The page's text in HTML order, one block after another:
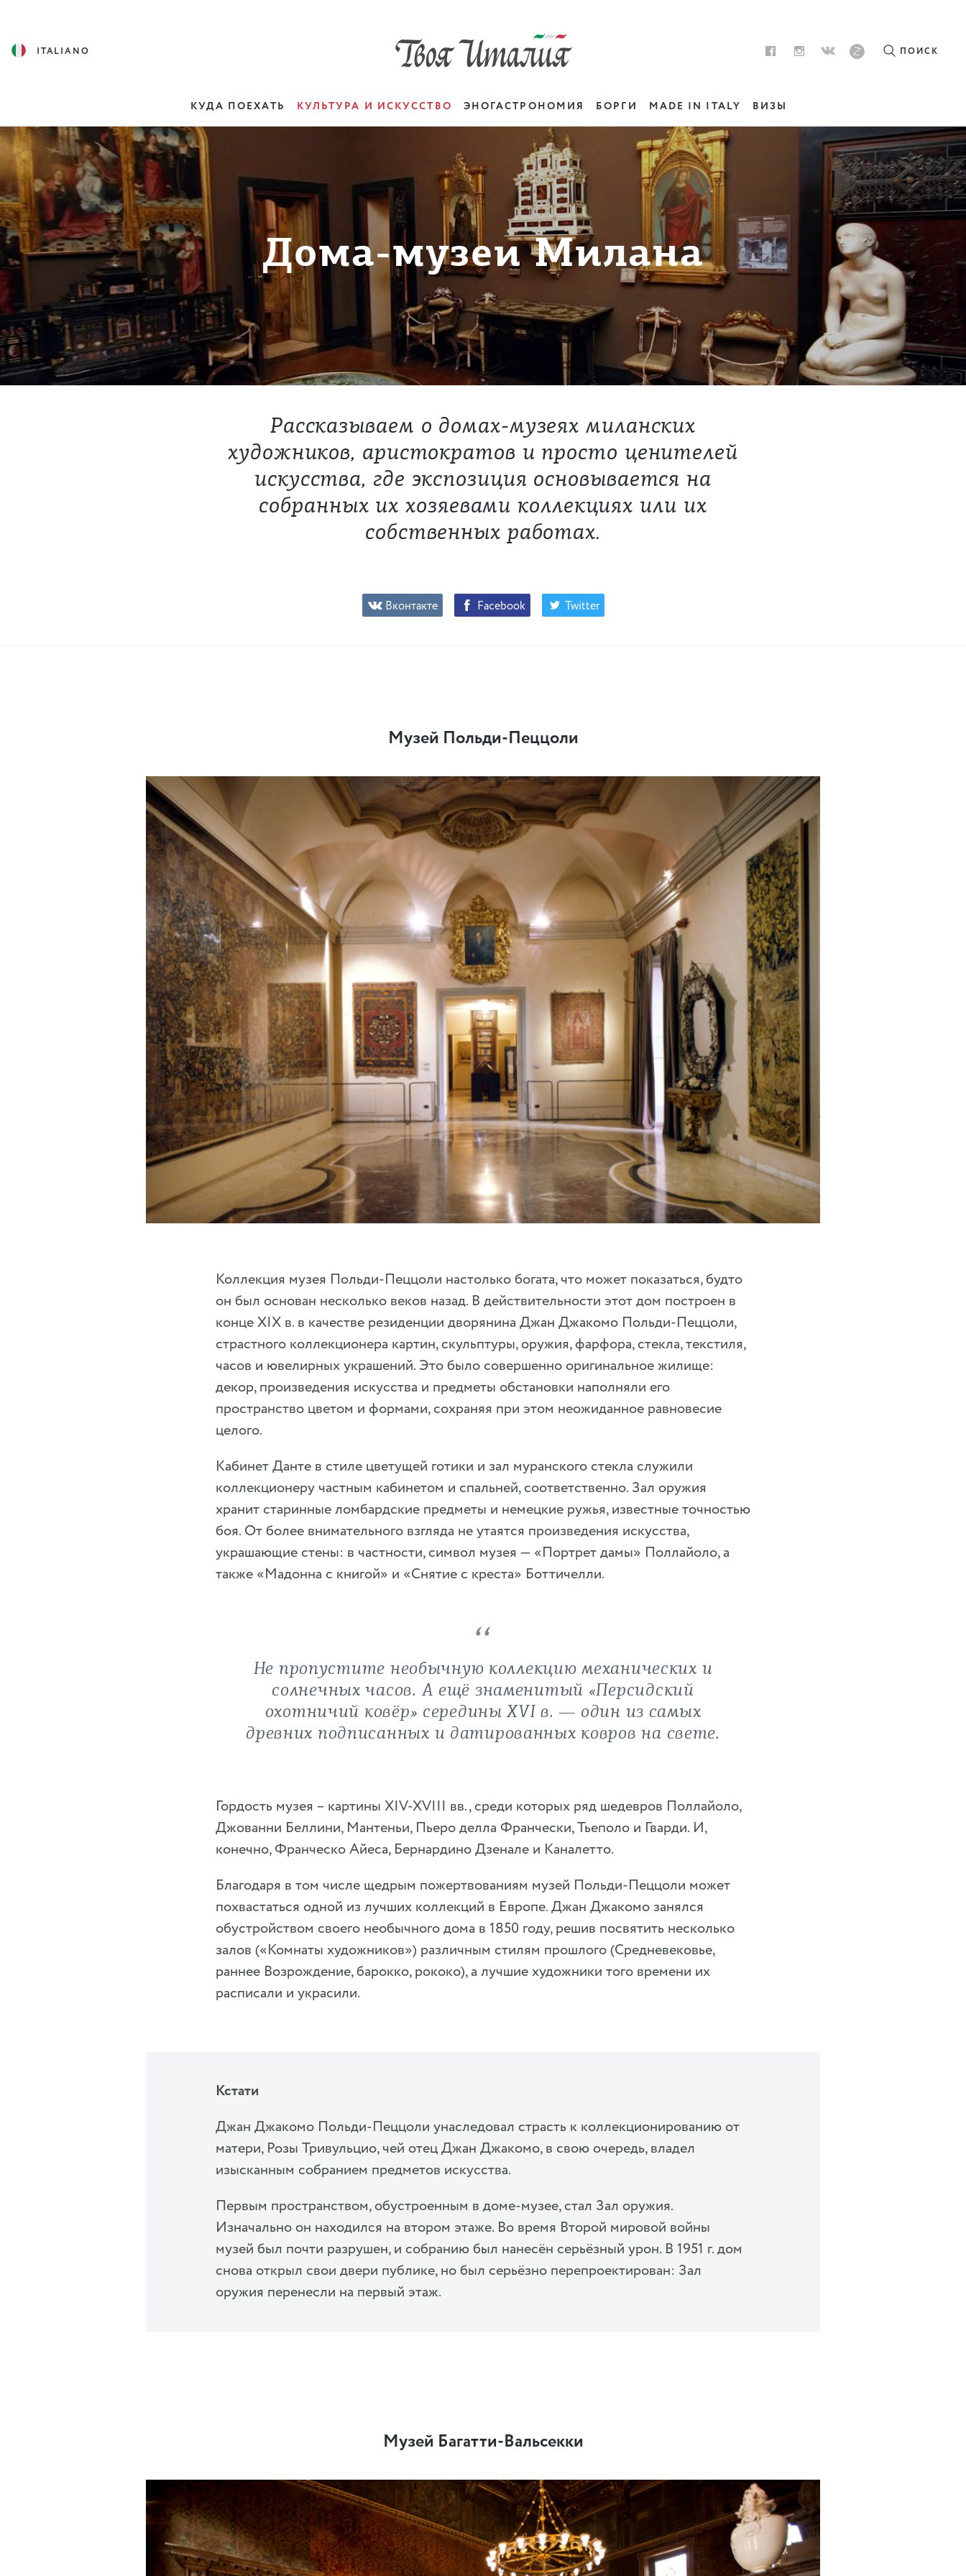
ITALIANO ПОИСК
КУДА ПОЕХАТЬ КУЛЬТУРА И ИСКУССТВО ЭНОГАСТРОНОМИЯ БОРГИ MADE IN ITALY ВИЗЫ
Дома-музеи Милана
Рассказываем о домах-музеях миланских
художников, аристократов и просто ценителей
искусства, где экспозиция основывается на
собранных их хозяевами коллекциях или их
собственных работах.
Вконтакте Facebook Twitter
Музей Польди-Пеццоли
Коллекция музея Польди-Пеццоли настолько богата, что может показаться, будто
он был основан несколько веков назад. В действительности этот дом построен в
конце XIX в. в качестве резиденции дворянина Джан Джакомо Польди-Пеццоли,
страстного коллекционера картин, скульптуры, оружия, фарфора, стекла, текстиля,
часов и ювелирных украшений. Это было совершенно оригинальное жилище:
декор, произведения искусства и предметы обстановки наполняли его
пространство цветом и формами, сохраняя при этом неожиданное равновесие
целого.
Кабинет Данте в стиле цветущей готики и зал муранского стекла служили
коллекционеру частным кабинетом и спальней, соответственно. Зал оружия
хранит старинные ломбардские предметы и немецкие ружья, известные точностью
боя. От более внимательного взгляда не утаятся произведения искусства,
украшающие стены: в частности, символ музея — «Портрет дамы» Поллайоло, а
также «Мадонна с книгой» и «Снятие с креста» Боттичелли.
Не пропустите необычную коллекцию механических и
солнечных часов. А ещё знаменитый «Персидский
охотничий ковёр» середины XVI в. — один из самых
древних подписанных и датированных ковров на свете.
Гордость музея – картины XIV-XVIII вв., среди которых ряд шедевров Поллайоло,
Джованни Беллини, Мантеньи, Пьеро делла Франчески, Тьеполо и Гварди. И,
конечно, Франческо Айеса, Бернардино Дзенале и Каналетто.
Благодаря в том числе щедрым пожертвованиям музей Польди-Пеццоли может
похвастаться одной из лучших коллекций в Европе. Джан Джакомо занялся
обустройством своего необычного дома в 1850 году, решив посвятить несколько
залов («Комнаты художников») различным стилям прошлого (Средневековье,
раннее Возрождение, барокко, рококо), а лучшие художники того времени их
расписали и украсили.
Кстати
Джан Джакомо Польди-Пеццоли унаследовал страсть к коллекционированию от
матери, Розы Тривульцио, чей отец Джан Джакомо, в свою очередь, владел
изысканным собранием предметов искусства.
Первым пространством, обустроенным в доме-музее, стал Зал оружия.
Изначально он находился на втором этаже. Во время Второй мировой войны
музей был почти разрушен, и собранию был нанесён серьёзный урон. В 1951 г. дом
снова открыл свои двери публике, но был серьёзно перепроектирован: Зал
оружия перенесли на первый этаж.
Музей Багатти-Вальсекки